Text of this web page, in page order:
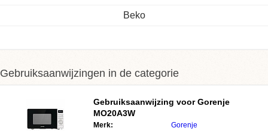
Beko
Gebruiksaanwijzingen in de categorie
Gebruiksaanwijzing voorGorenje
MO20A3W
Merk: Gorenje